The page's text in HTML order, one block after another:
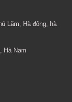
Lãm, Hà đông, hà
Hà Nam